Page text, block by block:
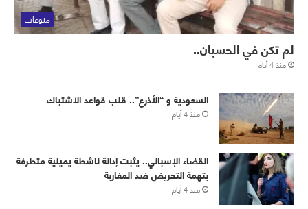
منوعات
لم تكن في الحسبان..
منذ 4 أيام
‏⁧‫السعودية‬⁩ و “الأذرع”.. قلب قواعد الاشتباك
منذ 4 أيام
القضاء الإسباني.. يثبت إدانة ناشطة يمينية متطرفة
بتهمة التحريض ضد المغاربة
منذ 4 أيام